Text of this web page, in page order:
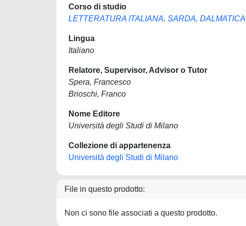
Corso di studio
LETTERATURA ITALIANA, SARDA,
Lingua
Italiano
Relatore, Supervisor, Advisor o Tutor
Spera, Francesco
Brioschi, Franco
Nome Editore
Università degli Studi di Milano
Collezione di appartenenza
Università degli Studi di Milano
File in questo prodotto:
Non ci sono file associati a questo prodotto.